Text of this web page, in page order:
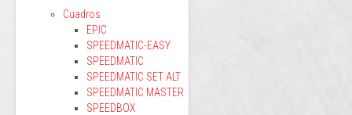
Cuadros
EPIC
SPEEDMATIC-EASY
SPEEDMATIC
SPEEDMATIC SET ALT
SPEEDMATIC MASTER
SPEEDBOX